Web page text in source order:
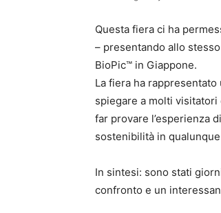
Questa fiera ci ha
– presentando allo
BioPic™ in Giappone.
La fiera ha
spiegare a molti
far provare l’esperienza
sostenibilità in
In sintesi: sono stati
confronto e un